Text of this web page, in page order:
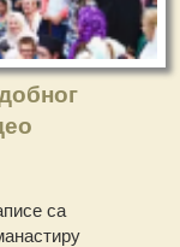
са